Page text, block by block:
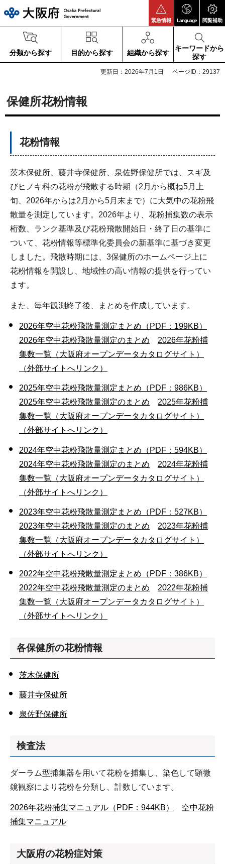
緊急情報 Language 閲覧補助
分類から探す 目的から探す 組織から探す
キーワードから
探す
更新日：2026年7月1日 ページID：29137
保健所花粉情報
花粉情報
茨木保健所、藤井寺保健所、泉佐野保健所では、スギ及
びヒノキ科の花粉が飛散する時期（2月から概ね5月上
旬、2026年からは2月から5月末まで）に大気中の花粉飛
散量を測定しています。2026年より、花粉捕集数の表示
桁数、ランク基準及び花粉飛散開始日・終了日の基準に
ついて、花粉情報等標準化委員会の新基準に基づき変更
しました。飛散時期には、3保健所のホームページ上に
花粉情報を開設し、地域性の高い情報の提供を行ってい
ます。
また、毎年観測終了後、まとめを作成しています。
2026年空中花粉飛散量測定まとめ（PDF：199KB）
2026年空中花粉飛散量測定のまとめ
2026年花粉捕
集数一覧（大阪府オープンデータカタログサイト）
（外部サイトへリンク）
2025年空中花粉飛散量測定まとめ（PDF：986KB）
2025年空中花粉飛散量測定のまとめ
2025年花粉捕
集数一覧（大阪府オープンデータカタログサイト）
（外部サイトへリンク）
2024年空中花粉飛散量測定まとめ（PDF：594KB）
2024年空中花粉飛散量測定のまとめ
2024年花粉捕
集数一覧（大阪府オープンデータカタログサイト）
（外部サイトへリンク）
2023年空中花粉飛散量測定まとめ（PDF：527KB）
2023年空中花粉飛散量測定のまとめ
2023年花粉捕
集数一覧（大阪府オープンデータカタログサイト）
（外部サイトへリンク）
2022年空中花粉飛散量測定まとめ（PDF：386KB）
2022年空中花粉飛散量測定のまとめ
2022年花粉捕
集数一覧（大阪府オープンデータカタログサイト）
（外部サイトへリンク）
各保健所の花粉情報
茨木保健所
藤井寺保健所
泉佐野保健所
検査法
ダーラム型捕集器を用いて花粉を捕集し、染色して顕微
鏡観察により花粉を分類し、計数しています。
2026年花粉捕集マニュアル（PDF：944KB）
空中花粉
捕集マニュアル
大阪府の花粉症対策